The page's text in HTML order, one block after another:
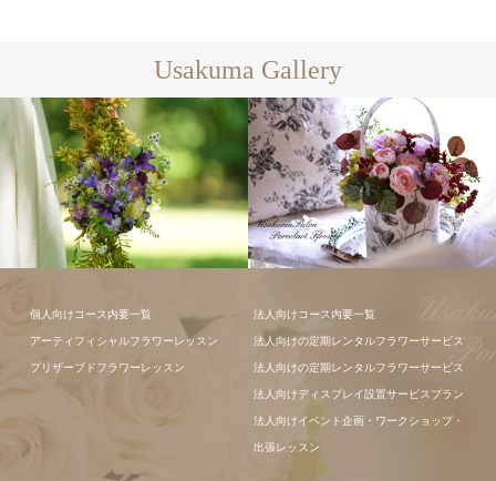
Usakuma Gallery
個人向けコース内要一覧
アーティフィシャルフラワーレッスン
プリザーブドフラワーレッスン
法人向けコース内要一覧
法人向けの定期レンタルフラワーサービス
法人向けの定期レンタルフラワーサービス
法人向けディスプレイ設置サービスプラン
法人向けイベント企画・ワークショップ・
出張レッスン